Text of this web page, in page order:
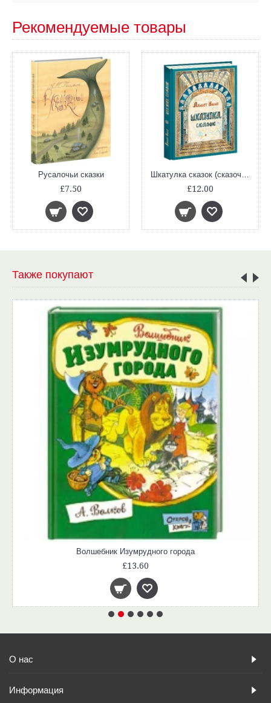
Рекомендуемые товары
Русалочьи сказки
£7.50 £12.00
Также покупают
Волшебник Изумрудного города
£13.60
О нас
Информация